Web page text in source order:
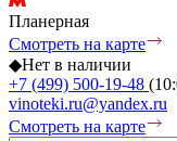
Планерная
Смотреть на карте
◆Нет в наличии
+7 (499) 500-19-48
vinoteki.ru@yandex.ru
Смотреть на карте